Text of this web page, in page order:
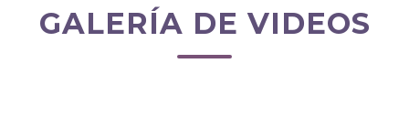
GALERÍA DE VIDEOS